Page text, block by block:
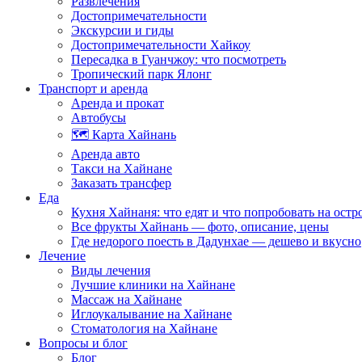
Достопримечательности
Экскурсии и гиды
Достопримечательности Хайкоу
Пересадка в Гуанчжоу: что посмотреть
Тропический парк Ялонг
Транспорт и аренда
Аренда и прокат
Автобусы
🗺️ Карта Хайнань
Аренда авто
Такси на Хайнане
Заказать трансфер
Еда
Кухня Хайнаня: что едят и что попробовать на
Все фрукты Хайнань — фото, описание, цены
Где недорого поесть в Дадунхае — дешево и вкусно
Лечение
Виды лечения
Лучшие клиники на Хайнане
Массаж на Хайнане
Иглоукалывание на Хайнане
Стоматология на Хайнане
Вопросы и блог
Блог